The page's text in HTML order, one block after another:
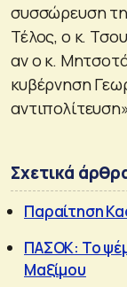
συσσώρευση
Τέλος, ο κ.
αν ο κ.
κυβέρνηση
Σχετικά
Παραίτηση
ΠΑΣΟΚ: Το
Μαξίμου